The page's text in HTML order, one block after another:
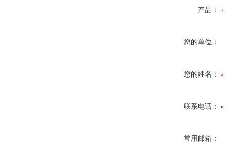
产品：
您的单位：
您的姓名：
联系电话：
常用邮箱：